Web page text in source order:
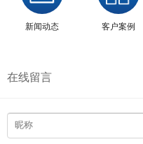
新闻动态 客户案例
在线留言